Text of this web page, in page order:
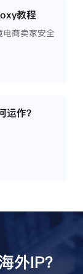
教程
商卖家安全
作？
外IP？